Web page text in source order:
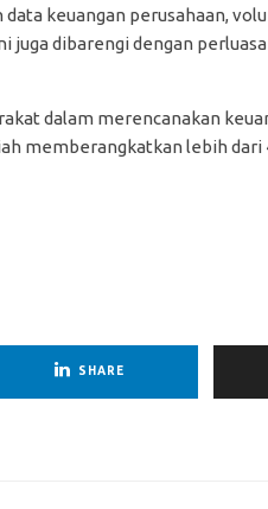
keuangan perusahaan,
dibarengi dengan
dalam merencanakan
memberangkatkan lebih dari
SHARE